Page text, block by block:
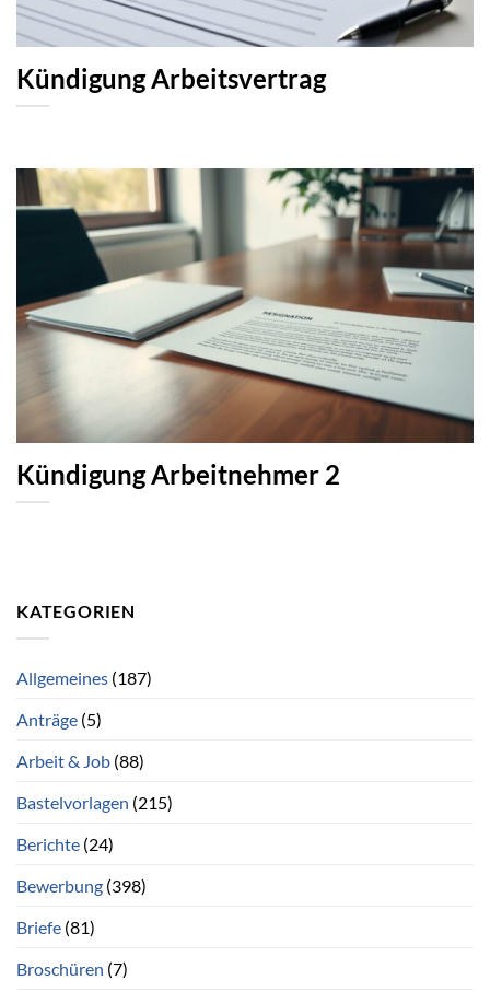
Kündigung Arbeitsvertrag
Kündigung Arbeitnehmer 2
KATEGORIEN
Allgemeines (187)
Anträge (5)
Arbeit & Job (88)
Bastelvorlagen (215)
Berichte (24)
Bewerbung (398)
Briefe (81)
Broschüren (7)